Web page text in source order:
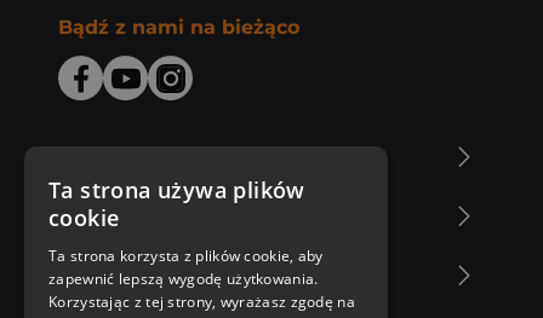
Bądź z nami na bieżąco
Zakupy u nas
Nasza oferta
Ta strona używa plików
cookie
Ta strona korzysta z plików cookie, aby
zapewnić lepszą wygodę użytkowania.
Korzystając z tej strony, wyrażasz zgodę na